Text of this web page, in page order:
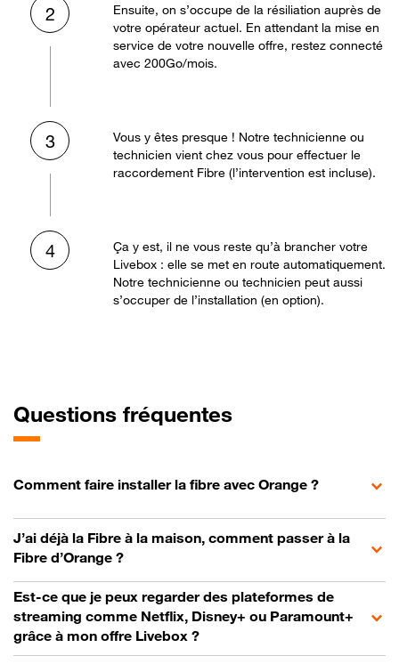
2
Ensuite, on s’occupe de la résiliation auprès de
votre opérateur actuel. En attendant la mise en
service de votre nouvelle offre, restez connecté
avec 200Go/mois.
3
Vous y êtes presque ! Notre technicienne ou
technicien vient chez vous pour effectuer le
raccordement Fibre (l’intervention est incluse).
4
Ça y est, il ne vous reste qu’à brancher votre
Livebox : elle se met en route automatiquement.
Notre technicienne ou technicien peut aussi
s’occuper de l’installation (en option).
Questions fréquentes
Comment faire installer la fibre avec Orange ?
J’ai déjà la Fibre à la maison, comment passer à la
Fibre d’Orange ?
Est-ce que je peux regarder des plateformes de
streaming comme Netflix, Disney+ ou Paramount+
grâce à mon offre Livebox ?